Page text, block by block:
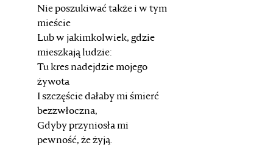
Nie poszukiwać także i w tym
mieście
Lub w jakimkolwiek, gdzie
mieszkają ludzie:
Tu kres nadejdzie mojego
żywota
I szczęście dałaby mi śmierć
bezzwłoczna,
Gdyby przyniosła mi
pewność, że żyją.